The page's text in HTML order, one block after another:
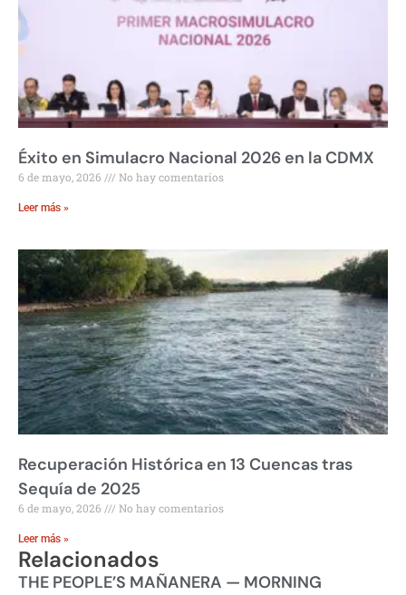
Éxito en Simulacro Nacional 2026 en la CDMX
6 de mayo, 2026 No hay comentarios
Leer más »
Recuperación Histórica en 13 Cuencas tras
Sequía de 2025
6 de mayo, 2026 No hay comentarios
Leer más »
Relacionados
THE PEOPLE’S MAÑANERA — MORNING